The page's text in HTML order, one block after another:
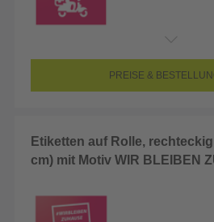
PREISE &
Etiketten auf Rolle, rechteckig
cm) mit Motiv WIR BLEIBEN